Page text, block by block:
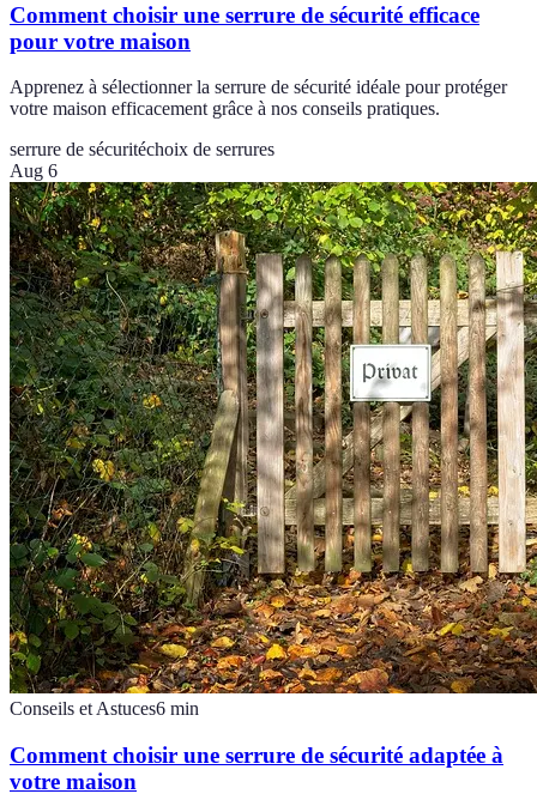
Comment choisir une serrure de sécurité efficace
pour votre maison
Apprenez à sélectionner la serrure de sécurité idéale pour protéger
votre maison efficacement grâce à nos conseils pratiques.
serrure de sécuritéchoix de serrures
Aug 6
Conseils et Astuces6 min
Comment choisir une serrure de sécurité adaptée à
votre maison